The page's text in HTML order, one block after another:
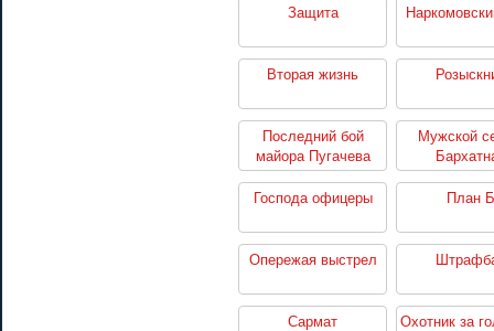
Защита
Вторая жизнь
Последний бой
майора Пугачева
Мужской
Господа офицеры
План Б
Опережая выстрел
Сармат Охотник за